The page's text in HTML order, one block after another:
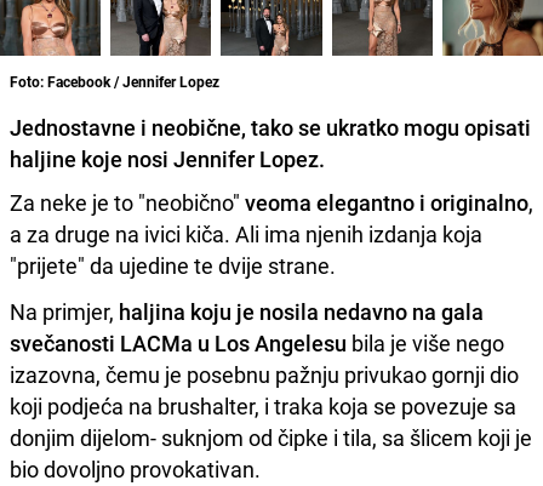
Foto: Facebook / Jennifer Lopez
Jednostavne i neobične, tako se ukratko mogu opisati
haljine koje nosi Jennifer Lopez.
Za neke je to "neobično" veoma elegantno i originalno,
a za druge na ivici kiča. Ali ima njenih izdanja koja
"prijete" da ujedine te dvije strane.
Na primjer, haljina koju je nosila nedavno na gala
svečanosti LACMa u Los Angelesu bila je više nego
izazovna, čemu je posebnu pažnju privukao gornji dio
koji podjeća na brushalter, i traka koja se povezuje sa
donjim dijelom- suknjom od čipke i tila, sa šlicem koji je
bio dovoljno provokativan.